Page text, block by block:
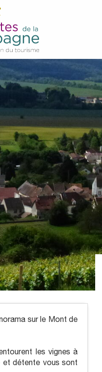
sur le Mont de
les vignes à
et détente vous sont